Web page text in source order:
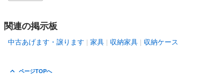
関連の掲示板
中古あげます・譲ります 家具 収納家具 収納ケース
ページTOPへ